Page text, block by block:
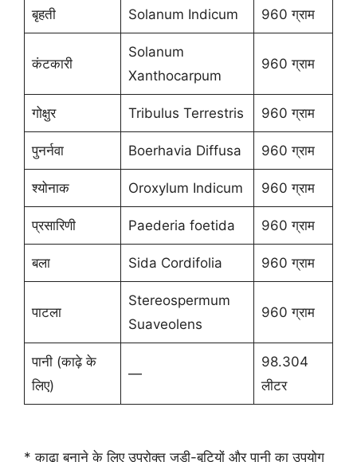
बृहती Solanum Indicum 960 ग्राम
कंटकारी
Solanum
Xanthocarpum
960 ग्राम
गोक्षुर Tribulus Terrestris 960 ग्राम
पुनर्नवा Boerhavia Diffusa 960 ग्राम
श्योनाक Oroxylum Indicum 960 ग्राम
प्रसारिणी Paederia foetida 960 ग्राम
बला Sida Cordifolia 960 ग्राम
पाटला
Stereospermum
Suaveolens
960 ग्राम
पानी (काढ़े के
लिए)
—
98.304
लीटर
* काढ़ा बनाने के लिए उपरोक्त जड़ी-बूटियों और पानी का उपयोग